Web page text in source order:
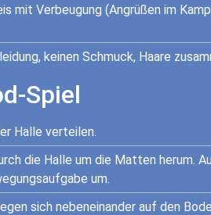
mit Verbeugung (Angrüßen im
keinen Schmuck, Haare
Spiel
Halle verteilen.
die Halle um die Matten herum.
um.
sich nebeneinander auf den